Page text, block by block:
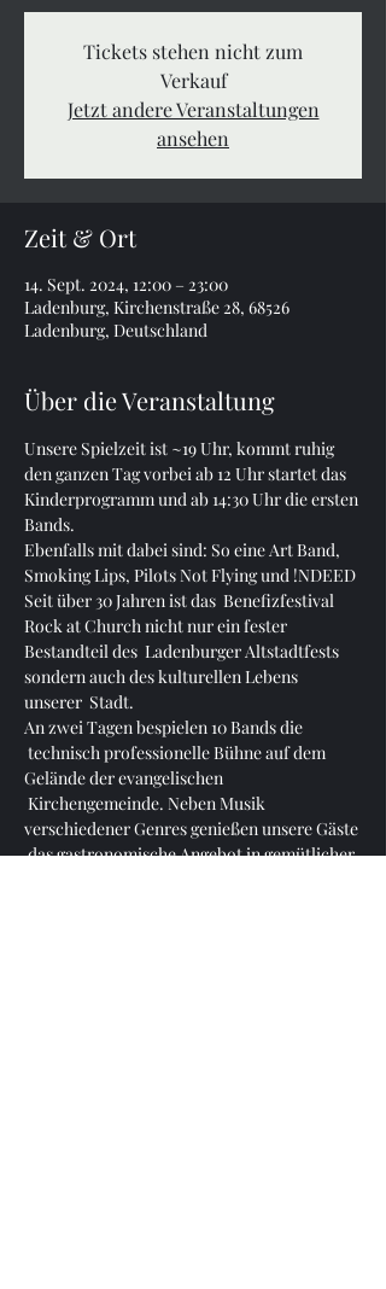
Tickets stehen nicht zum
Verkauf
Jetzt andere Veranstaltungen
ansehen
Zeit & Ort
14. Sept. 2024, 12:00 – 23:00
Ladenburg, Kirchenstraße 28, 68526
Ladenburg, Deutschland
Über die Veranstaltung
Unsere Spielzeit ist ~19 Uhr, kommt ruhig
den ganzen Tag vorbei ab 12 Uhr startet das
Kinderprogramm und ab 14:30 Uhr die ersten
Bands.
Ebenfalls mit dabei sind: So eine Art Band,
Smoking Lips, Pilots Not Flying und !NDEED
Seit über 30 Jahren ist das  Benefizfestival
Rock at Church nicht nur ein fester
Bestandteil des  Ladenburger Altstadtfests
sondern auch des kulturellen Lebens
unserer  Stadt.
An zwei Tagen bespielen 10 Bands die
technisch professionelle Bühne auf dem
Gelände der evangelischen
Kirchengemeinde. Neben Musik
verschiedener Genres genießen unsere Gäste
das gastronomische Angebot in gemütlicher